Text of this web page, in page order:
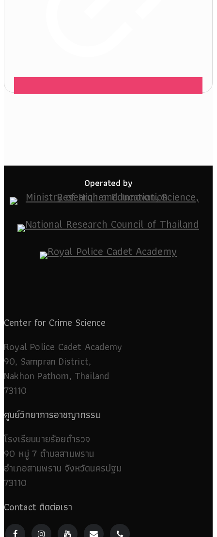
Operated by
Center for Crime Science
Royal Police Cadet Academy
90, Sampran District,
Nakhon Pathom, Thailand
73110
ศูนย์วิทยาการอาชญากรรม
โรงเรียนนายร้อยตำรวจ
90 หมู่ 7 ตำบลสามพราน
อำเภอสามพราน จังหวัดนครปฐม
73110
Contact ติดต่อเรา